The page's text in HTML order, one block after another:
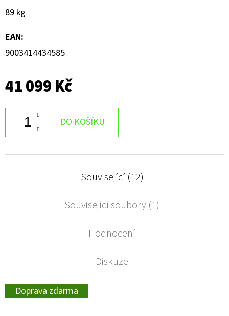
89 kg
EAN:
9003414434585
41 099 Kč
DO KOŠÍKU
Související (12)
Související soubory (1)
Hodnocení
Diskuze
Doprava zdarma